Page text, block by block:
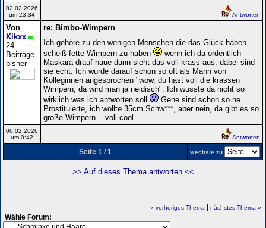
02.02.2026
um 23:34
Antworten
Von
Kikxx
24
Beiträge
bisher
re: Bimbo-Wimpern
Ich gehöre zu den wenigen Menschen die das Glück haben
scheiß fette Wimpern zu haben
wenn ich da ordentlich
Maskara drauf haue dann sieht das voll krass aus, dabei sind
sie echt. Ich wurde darauf schon so oft als Mann von
Kolleginnen angesprochen "wow, du hast voll die krassen
Wimpern, da wird man ja neidisch". Ich wusste da nicht so
wirklich was ich antworten soll
Gene sind schon so ne
Prostituierte, ich wollte 35cm Schw***, aber nein, da gibt es so
große Wimpern....voll cool
06.02.2026
um 0:42
Antworten
Seite 1 / 1 wechsle zu
>> Auf dieses Thema antworten <<
« vorheriges Thema nächstes Thema »
Wähle Forum: